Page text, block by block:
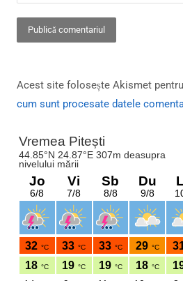
Acest site folosește Akismet
cum sunt procesate datele